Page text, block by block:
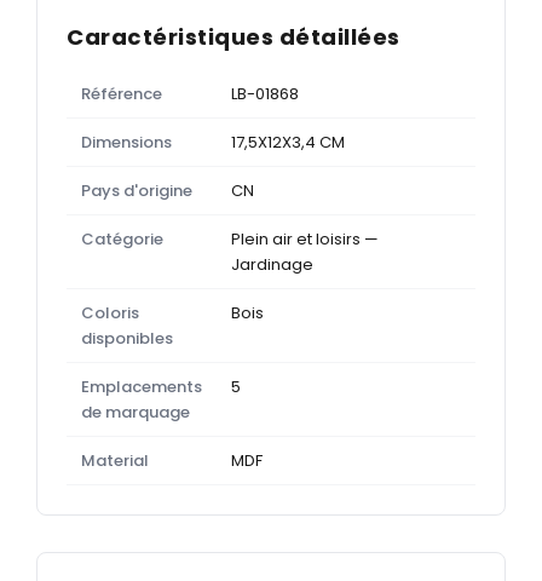
Caractéristiques détaillées
Référence LB-01868
Dimensions 17,5X12X3,4 CM
Pays d'origine CN
Catégorie
Plein air et loisirs —
Jardinage
Coloris
disponibles
Bois
Emplacements
de marquage
5
Material MDF